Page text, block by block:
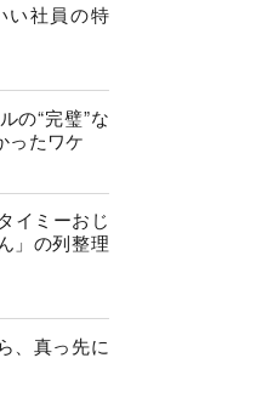
い社員の特
の“完璧”な
ったワケ
イミーおじ
」の列整理
、真っ先に